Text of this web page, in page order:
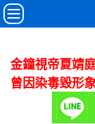
金鐘視帝夏靖
曾因染毒毀形